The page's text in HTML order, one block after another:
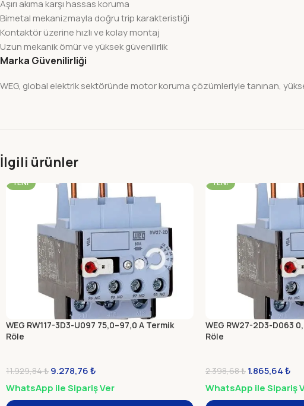
Aşırı akıma karşı hassas koruma
Bimetal mekanizmayla doğru trip karakteristiği
Kontaktör üzerine hızlı ve kolay montaj
Uzun mekanik ömür ve yüksek güvenilirlik
Marka Güvenilirliği
WEG, global elektrik sektöründe motor koruma çözümleriyle tanınan,
İlgili ürünler
-22%
YENI
WEG RW117-3D3-U097 75,0–97,0 A Termik
Röle
11.929,84₺ 9.278,76₺
WhatsApp ile Sipariş Ver
YENI
WEG RW27-2D3-D063
Röle
2.398,68₺ 1.865,64₺
WhatsApp ile Sipariş